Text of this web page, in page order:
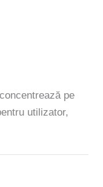
pe
utilizator,